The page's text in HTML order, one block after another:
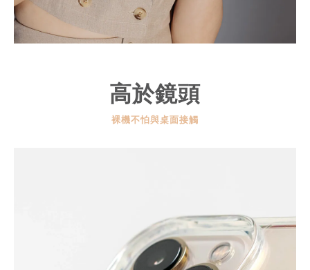
高於鏡頭
裸機不怕與桌面接觸